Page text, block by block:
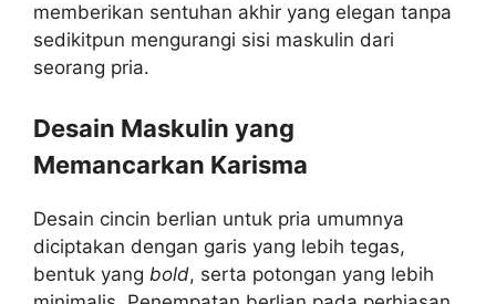
memberikan sentuhan akhir yang elegan tanpa
sedikitpun mengurangi sisi maskulin dari
seorang pria.
Desain Maskulin yang
Memancarkan Karisma
Desain cincin berlian untuk pria umumnya
diciptakan dengan garis yang lebih tegas,
bentuk yang bold, serta potongan yang lebih